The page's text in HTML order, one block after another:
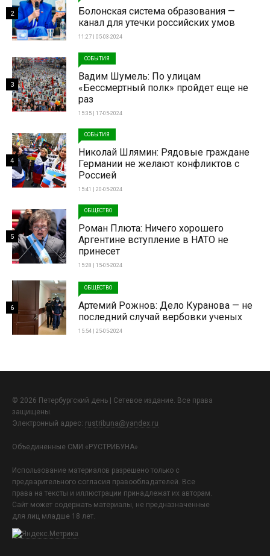
Болонская система образования —
канал для утечки российских умов
11:27 | 05-03-2024
2
СОБЫТИЯ
Вадим Шумель: По улицам
«Бессмертный полк» пройдет еще не
раз
15:35 | 17-05-2024
3
СОБЫТИЯ
Николай Шлямин: Рядовые граждане
Германии не желают конфликтов с
Россией
15:41 | 20-05-2024
4
ОБЩЕСТВО
Роман Плюта: Ничего хорошего
Аргентине вступление в НАТО не
принесет
15:28 | 15-05-2024
5
ОБЩЕСТВО
Артемий Рожнов: Дело Куранова — не
последний случай вербовки ученых
15:54 | 25-05-2024
6
© 2026 Петербургский день | Сетевое издание. Все права
защищены.
Электронный адрес: rustribuna@yandex.ru
Объединенные СМИ «РУСТРИБУНА»
Использование материалов разрешено только с
предварительного согласия правообладателей. Все
права на тексты и иллюстрации принадлежат их авторам.
Сайт может содержать материалы, не предназначенные
для лиц младше 18 лет.